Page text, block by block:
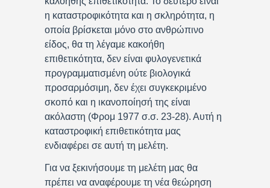
η καταστροφικότητα και η σκληρότητα, η
οποία βρίσκεται μόνο στο ανθρώπινο
είδος, θα τη λέγαμε κακοήθη
επιθετικότητα, δεν είναι φυλογενετικά
προγραμματισμένη ούτε βιολογικά
προσαρμόσιμη, δεν έχει συγκεκριμένο
σκοπό και η ικανοποίησή της είναι
ακόλαστη (Φρομ 1977 σ.σ. 23-28). Αυτή η
καταστροφική επιθετικότητα μας
ενδιαφέρει σε αυτή τη μελέτη.
Για να ξεκινήσουμε τη μελέτη μας θα
πρέπει να αναφέρουμε τη νέα θεώρηση